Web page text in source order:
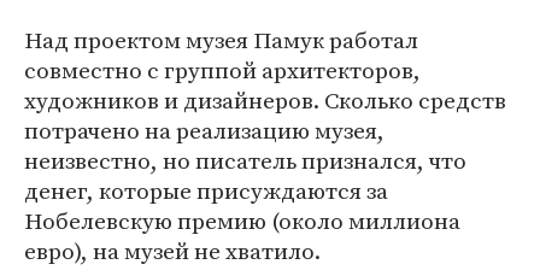
Над проектом музея Памук работал
совместно с группой архитекторов,
художников и дизайнеров. Сколько средств
потрачено на реализацию музея,
неизвестно, но писатель признался, что
денег, которые присуждаются за
Нобелевскую премию (около миллиона
евро), на музей не хватило.